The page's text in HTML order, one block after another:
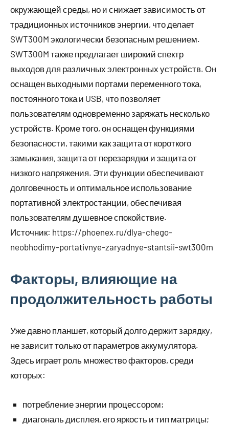
окружающей среды, но и снижает зависимость от
традиционных источников энергии, что делает
SWT300M экологически безопасным решением.
SWT300M также предлагает широкий спектр
выходов для различных электронных устройств. Он
оснащен выходными портами переменного тока,
постоянного тока и USB, что позволяет
пользователям одновременно заряжать несколько
устройств. Кроме того, он оснащен функциями
безопасности, такими как защита от короткого
замыкания, защита от перезарядки и защита от
низкого напряжения. Эти функции обеспечивают
долговечность и оптимальное использование
портативной электростанции, обеспечивая
пользователям душевное спокойствие.
Источник: https://phoenex.ru/dlya-chego-
neobhodimy-portativnye-zaryadnye-stantsii-swt300m
Факторы, влияющие на
продолжительность работы
Уже давно планшет, который долго держит зарядку,
не зависит только от параметров аккумулятора.
Здесь играет роль множество факторов, среди
которых:
потребление энергии процессором;
диагональ дисплея, его яркость и тип матрицы;